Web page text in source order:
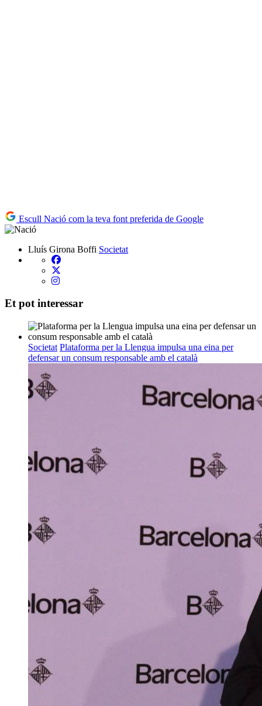
Escull Nació com la teva font preferida de Google
Lluís Girona Boffi Societat
Et pot interessar
Societat Plataforma per la Llengua impulsa una eina per
defensar un consum responsable amb el català